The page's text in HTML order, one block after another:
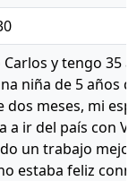
y tengo 35
niña de 5 años
dos meses, mi
a ir del país con
un trabajo
estaba feliz